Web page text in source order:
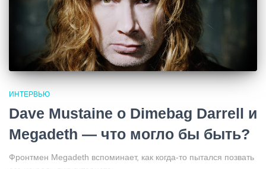
ИНТЕРВЬЮ
Dave Mustaine о Dimebag Darrell и
Megadeth — что могло бы быть?
Фронтмен Megadeth вспоминает, как когда-то пытался позвать